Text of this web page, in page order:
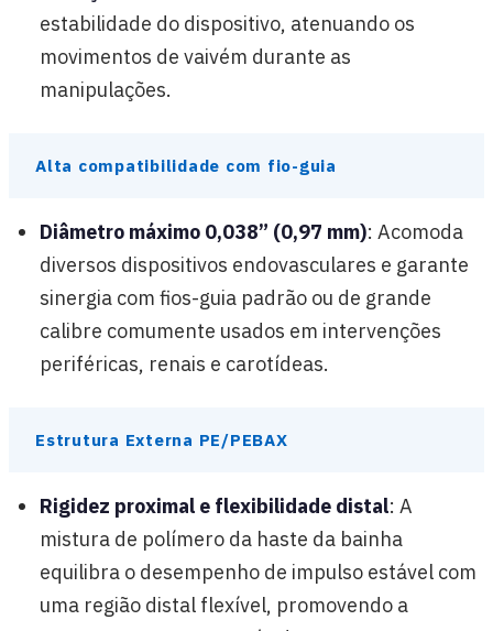
estabilidade do dispositivo, atenuando os
movimentos de vaivém durante as
manipulações.
Alta compatibilidade com fio-guia
Diâmetro máximo 0,038” (0,97 mm): Acomoda
diversos dispositivos endovasculares e garante
sinergia com fios-guia padrão ou de grande
calibre comumente usados em intervenções
periféricas, renais e carotídeas.
Estrutura Externa PE/PEBAX
Rigidez proximal e flexibilidade distal: A
mistura de polímero da haste da bainha
equilibra o desempenho de impulso estável com
uma região distal flexível, promovendo a